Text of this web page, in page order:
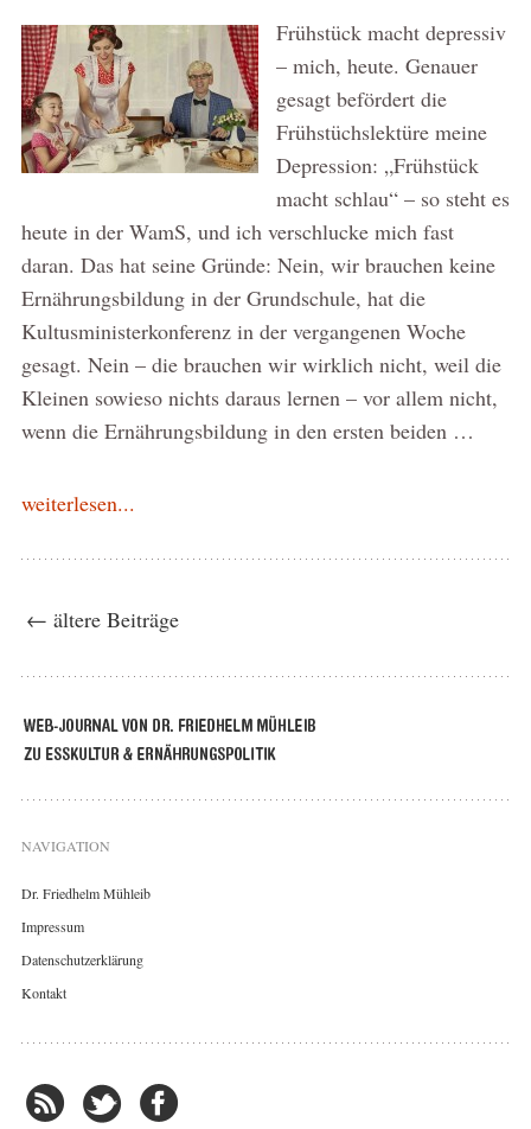
Frühstück macht depressiv
– mich, heute. Genauer
gesagt befördert die
Frühstüchslektüre meine
Depression: „Frühstück
macht schlau“ – so steht es
heute in der WamS, und ich verschlucke mich fast
daran. Das hat seine Gründe: Nein, wir brauchen keine
Ernährungsbildung in der Grundschule, hat die
Kultusministerkonferenz in der vergangenen Woche
gesagt. Nein – die brauchen wir wirklich nicht, weil die
Kleinen sowieso nichts daraus lernen – vor allem nicht,
wenn die Ernährungsbildung in den ersten beiden …
weiterlesen...
← ältere Beiträge
NAVIGATION
Dr. Friedhelm Mühleib
Impressum
Datenschutzerklärung
Kontakt